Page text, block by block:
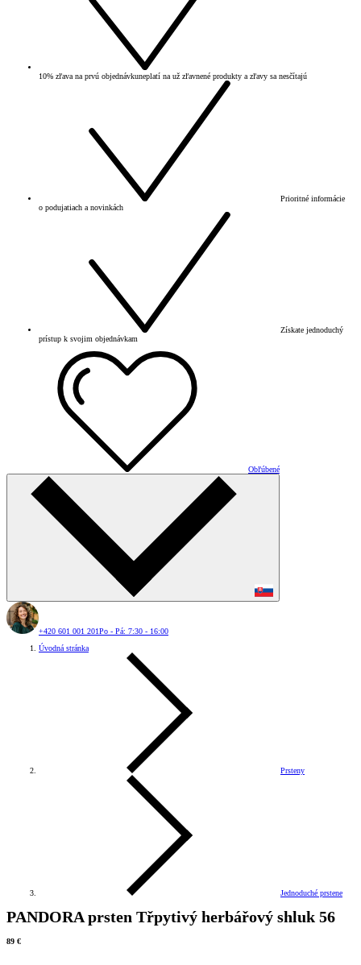
10% zľava na prvú objednávkuneplatí na už zľavnené produkty a zľavy sa nesčítajú
Prioritné informácie
o podujatiach a novinkách
Získate jednoduchý
prístup k svojim objednávkam
Obľúbené
+420 601 001 201Po - Pá: 7:30 - 16:00
Úvodná stránka
Prsteny
Jednoduché prstene
PANDORA prsten Třpytivý herbářový shluk 56
89 €